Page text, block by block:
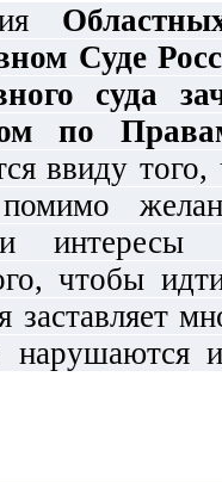
Суде
суда
по
ввиду
интересы
чтобы
заставляет